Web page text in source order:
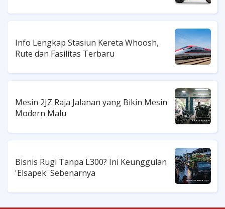
Info Lengkap Stasiun Kereta Whoosh,
Rute dan Fasilitas Terbaru
Mesin 2JZ Raja Jalanan yang Bikin Mesin
Modern Malu
Bisnis Rugi Tanpa L300? Ini Keunggulan
'Elsapek' Sebenarnya